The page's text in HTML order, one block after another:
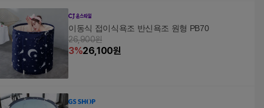
이동식 접이식욕조 반신욕조 원형 PB70
26,900원
3%26,100원